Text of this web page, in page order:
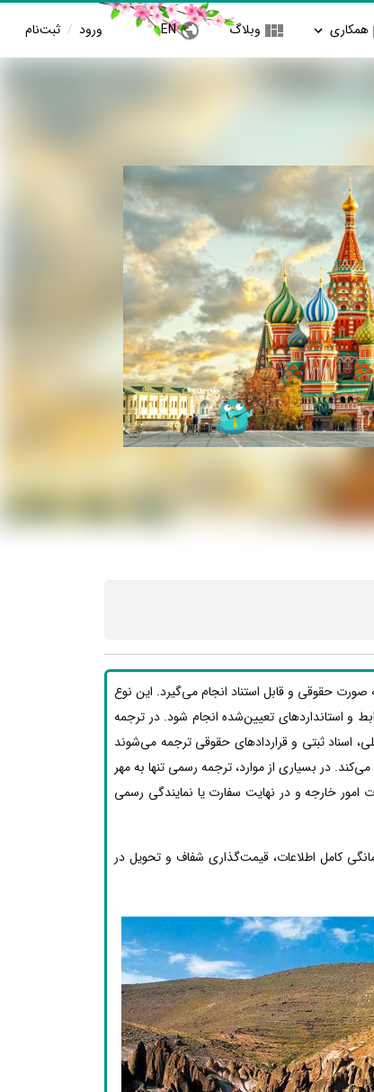
همکاری وبلاگ EN ورود / ثبت‌نام
حقوقی و قابل استناد انجام می‌گیرد. این نوع
و استانداردهای تعیین‌شده انجام شود. در ترجمه
اسناد ثبتی و قراردادهای حقوقی ترجمه می‌شوند
در بسیاری از موارد، ترجمه رسمی تنها به مهر
امور خارجه و در نهایت سفارت یا نمایندگی رسمی
کامل اطلاعات، قیمت‌گذاری شفاف و تحویل در